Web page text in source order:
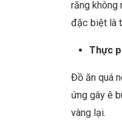
răng không
đặc biệt là
Thực
Đồ ăn quá
ứng gây ê
vàng lại.